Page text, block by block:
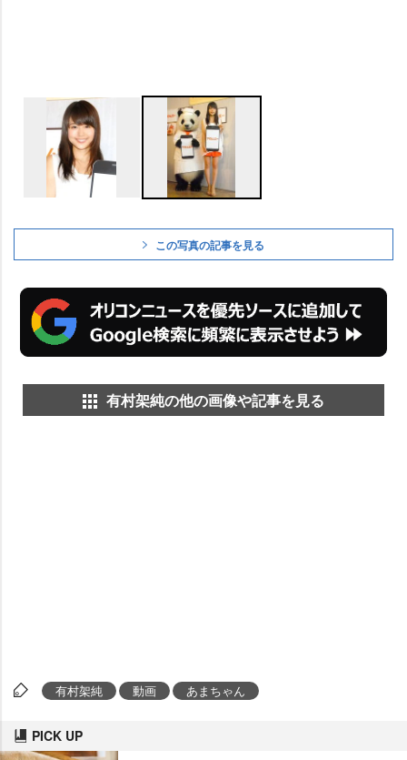
この写真の記事を見る
有村架純の他の画像や記事を見る
有村架純 動画 あまちゃん
PICK UP